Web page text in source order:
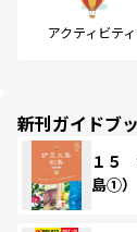
アクティビティ
新刊ガイドブ
１５
島①